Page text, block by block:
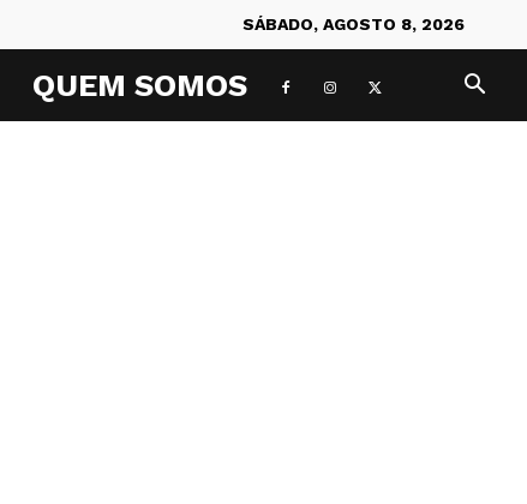
SÁBADO, AGOSTO 8, 2026
QUEM SOMOS